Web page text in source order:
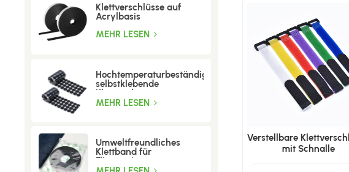
Klettverschlüsse auf
Acrylbasis
MEHR LESEN
Hochtemperaturbeständige
selbstklebende
Klettpunkte
MEHR LESEN
Umweltfreundliches
Klettband für
Fliegengitter
Verstellbare
mit Schnalle